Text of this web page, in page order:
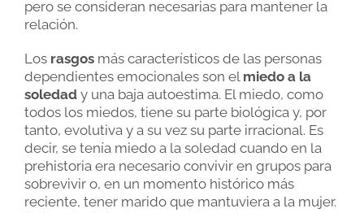
pero se consideran necesarias para mantener la
relación.
Los rasgos más característicos de las personas
dependientes emocionales son el miedo a la
soledad y una baja autoestima. El miedo, como
todos los miedos, tiene su parte biológica y, por
tanto, evolutiva y a su vez su parte irracional. Es
decir, se tenía miedo a la soledad cuando en la
prehistoria era necesario convivir en grupos para
sobrevivir o, en un momento histórico más
reciente, tener marido que mantuviera a la mujer.